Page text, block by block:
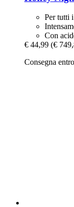
Per tutti
Con
€ 44,99 (€
Consegna